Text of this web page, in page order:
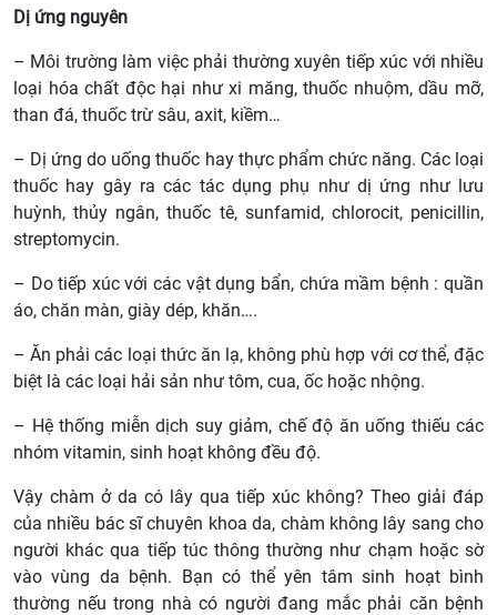
Dị ứng nguyên
– Môi trường làm việc phải thường xuyên tiếp xúc với nhiều
loại hóa chất độc hại như xi măng, thuốc nhuộm, dầu mỡ,
than đá, thuốc trừ sâu, axit, kiềm…
– Dị ứng do uống thuốc hay thực phẩm chức năng. Các loại
thuốc hay gây ra các tác dụng phụ như dị ứng như lưu
huỳnh, thủy ngân, thuốc tê, sunfamid, chlorocit, penicillin,
streptomycin.
– Do tiếp xúc với các vật dụng bẩn, chứa mầm bệnh : quần
áo, chăn màn, giày dép, khăn….
– Ăn phải các loại thức ăn lạ, không phù hợp với cơ thể, đặc
biệt là các loại hải sản như tôm, cua, ốc hoặc nhộng.
– Hệ thống miễn dịch suy giảm, chế độ ăn uống thiếu các
nhóm vitamin, sinh hoạt không đều độ.
Vậy chàm ở da có lây qua tiếp xúc không? Theo giải đáp
của nhiều bác sĩ chuyên khoa da, chàm không lây sang cho
người khác qua tiếp túc thông thường như chạm hoặc sờ
vào vùng da bệnh. Bạn có thể yên tâm sinh hoạt bình
thường nếu trong nhà có người đang mắc phải căn bệnh